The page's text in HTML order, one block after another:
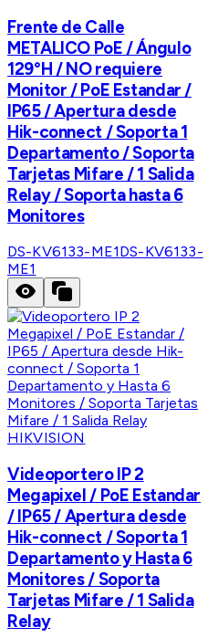
Frente de Calle
METALICO PoE / Ángulo
129°H / NO requiere
Monitor / PoE Estandar /
IP65 / Apertura desde
Hik-connect / Soporta 1
Departamento / Soporta
Tarjetas Mifare / 1 Salida
Relay / Soporta hasta 6
Monitores
DS-KV6133-ME1DS-KV6133-
ME1
HIKVISION
Videoportero IP 2
Megapixel / PoE Estandar
/ IP65 / Apertura desde
Hik-connect / Soporta 1
Departamento y Hasta 6
Monitores / Soporta
Tarjetas Mifare / 1 Salida
Relay